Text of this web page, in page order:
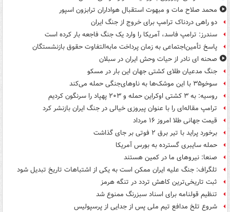
محمد صلاح مات و مبهوت استقبال هواداران ترابزون اسپور
دو راهی دردناک ترامپ برای خروج از جنگ ایران
سندرز: ترامپ فاسد، آمریکا را وارد یک جنگ فاجعه بار کرده است
پاسخ تأمین‌اجتماعی به زمان پرداخت مابه‌التفاوت حقوق بازنشستگان
صحنه ای نادر از حیات وحش ایران در سبلان
جنگ مدعیان طلای کشتی جهان این بار در مسکو
سوخو۳۵ با این موشک‌ها به ناوهای‌جنگی حمله می‌کند
روسیه: به ۳ کشتی اوکراین حمله و ۲۰۳ پهپاد را سرنگون کردیم
ترامپ مقاله‌ای را با عنوان پیروزی خیالی در جنگ ایران بازنشر کرد
قیمت جهانی طلا امروز ۱۶ مرداد
برخورد پراید با تیر برق ۲ فوتی بر جای گذاشت
حمله سایبری گسترده به بورس آمریکا
صنعا: نیروهای ما در کمین‌ هستند
تلگراف: جنگ علیه ایران ممکن است به یکی از اشتباهات تاریخ تبدیل شود
ثبت تاریخی‌ترین کاهش تردد در تنگه هرمز
تنظیم قولنامه برای اسناد سبزرنگ ممنوع شد
شروع تلخ مدافع تیم ملی پس از جدایی از پرسپولیس